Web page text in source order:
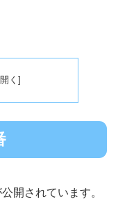
開されています。